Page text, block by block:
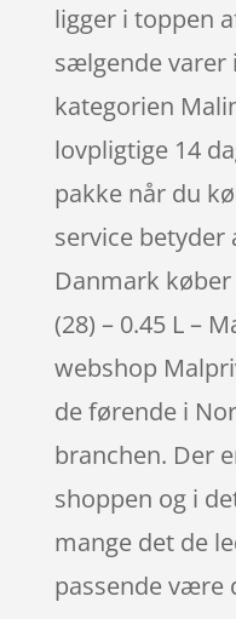
ligger i toppen
sælgende varer
kategorien
lovpligtige 14
pakke når du
service betyder
Danmark
(28) – 0.45 L –
webshop
de førende i
branchen. Der
shoppen og i
mange det de
passende være